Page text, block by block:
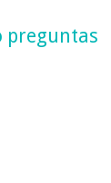
preguntas